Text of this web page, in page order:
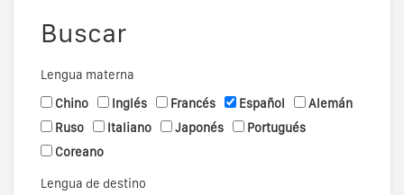
Buscar
Lengua materna
Chino
Inglés Francés Español
Alemán
Ruso
Italiano Japonés
Portugués
Coreano
Lengua de destino